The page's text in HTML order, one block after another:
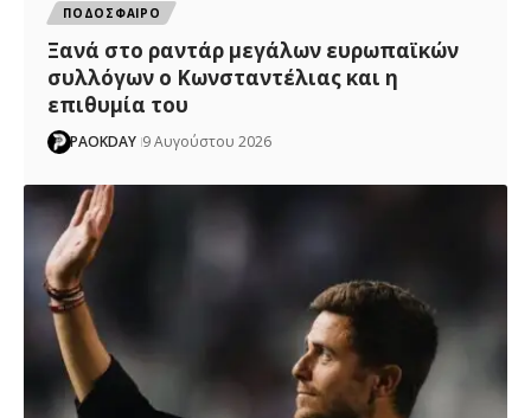
ΠΟΔΟΣΦΑΙΡΟ
Ξανά στο ραντάρ μεγάλων ευρωπαϊκών
συλλόγων ο Κωνσταντέλιας και η
επιθυμία του
PAOKDAY 9 Αυγούστου 2026